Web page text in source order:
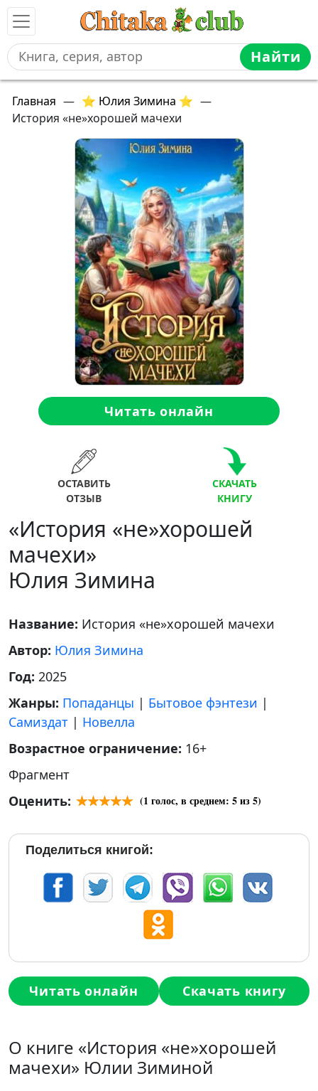
Найти
Главная — ⭐ Юлия Зимина ⭐ —
История «не»хорошей мачехи
Читать онлайн
ОСТАВИТЬ
ОТЗЫВ
СКАЧАТЬ
КНИГУ
«История «не»хорошей
мачехи»
Юлия Зимина
Название: История «не»хорошей мачехи
Автор: Юлия Зимина
Год: 2025
Жанры: Попаданцы | Бытовое фэнтези |
Самиздат | Новелла
Возрастное ограничение: 16+
Фрагмент
Оценить:
(1 голос, в среднем: 5из 5)
Поделиться книгой:
Читать онлайн Скачать книгу
О книге «История «не»хорошей
мачехи» Юлии Зиминой